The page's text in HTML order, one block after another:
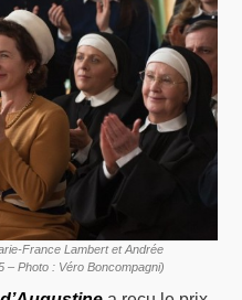
France Lambert et Andrée
– Photo : Véro Boncompagni)